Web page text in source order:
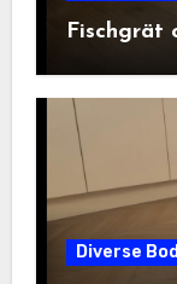
Fischgrät
Diverse